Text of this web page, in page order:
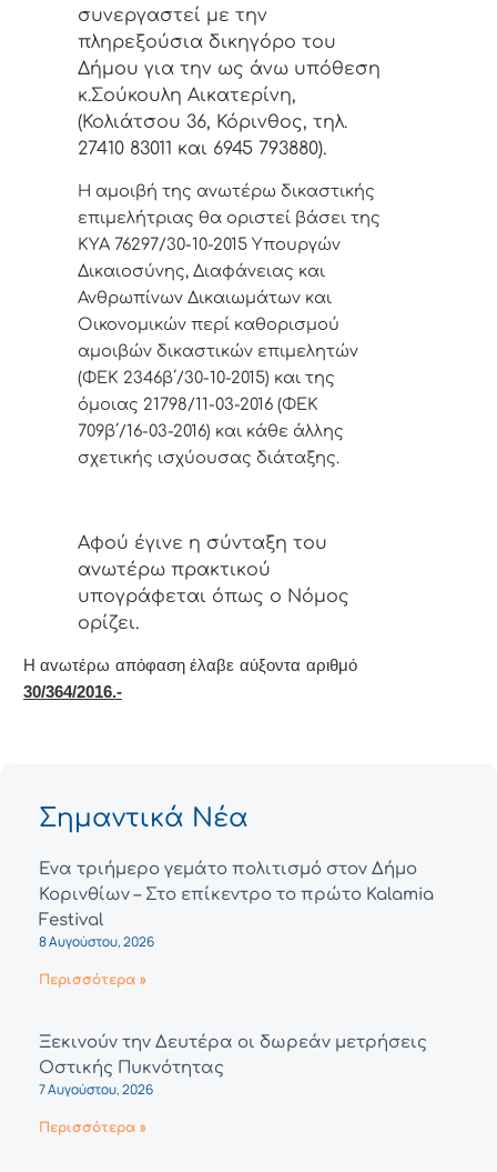
συνεργαστεί με την
πληρεξούσια δικηγόρο του
Δήμου για την ως άνω υπόθεση
κ.Σούκουλη Αικατερίνη,
(Κολιάτσου 36, Κόρινθος, τηλ.
27410 83011 και 6945 793880).
Η αμοιβή της ανωτέρω δικαστικής
επιμελήτριας θα οριστεί βάσει της
ΚΥΑ 76297/30-10-2015 Υπουργών
Δικαιοσύνης, Διαφάνειας και
Ανθρωπίνων Δικαιωμάτων και
Οικονομικών περί καθορισμού
αμοιβών δικαστικών επιμελητών
(ΦΕΚ 2346β΄/30-10-2015) και της
όμοιας 21798/11-03-2016 (ΦΕΚ
709β΄/16-03-2016) και κάθε άλλης
σχετικής ισχύουσας διάταξης.
Αφoύ έγιvε η σύvταξη τoυ
αvωτέρω πρακτικoύ
υπoγράφεται όπως o Νόμoς
oρίζει.
Η αvωτέρω απόφαση έλαβε αύξοντα αριθμό
30/364/2016.-
Σημαντικά Νέα
Ένα τριήμερο γεμάτο πολιτισμό στον Δήμο
Κορινθίων – Στο επίκεντρο το πρώτο Kalamia
Festival
8 Αυγούστου, 2026
Περισσότερα »
Ξεκινούν την Δευτέρα οι δωρεάν μετρήσεις
Οστικής Πυκνότητας
7 Αυγούστου, 2026
Περισσότερα »